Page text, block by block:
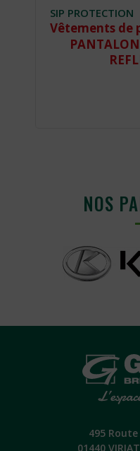
SIP PROTECTION
Vêtements de
NOS
495
01440